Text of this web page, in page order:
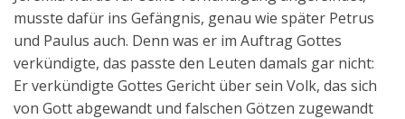
musste dafür ins Gefängnis, genau wie später Petrus
und Paulus auch. Denn was er im Auftrag Gottes
verkündigte, das passte den Leuten damals gar nicht:
Er verkündigte Gottes Gericht über sein Volk, das sich
von Gott abgewandt und falschen Götzen zugewandt